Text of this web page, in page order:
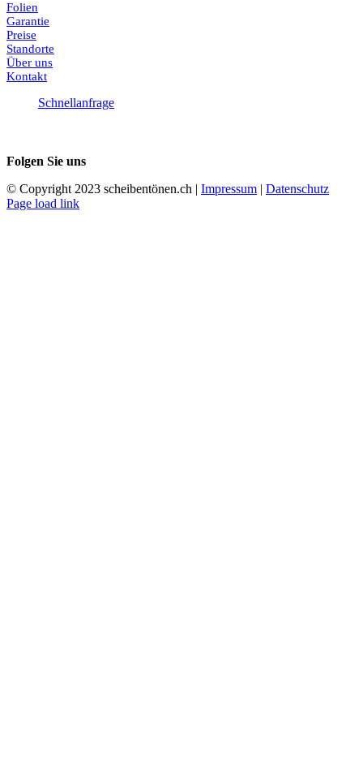
Folien
Garantie
Preise
Standorte
Über uns
Kontakt
Schnellanfrage
Folgen Sie uns
© Copyright 2023 scheibentönen.ch | Impressum | Datenschutz
Page load link